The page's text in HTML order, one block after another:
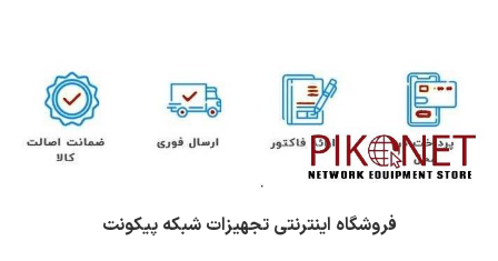
فروشگاه اینترنتی تجهیزات شبکه پیکونت